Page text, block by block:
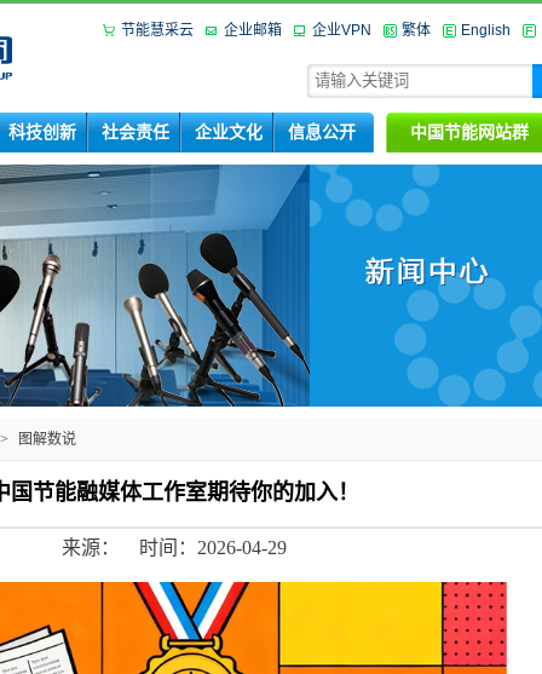
节能慧采云 企业邮箱 企业VPN 繁体 English
科技创新 社会责任 企业文化 信息公开 中国节能网站群
中国节能融媒体工作室期待你的加入！
时间：2026-04-29